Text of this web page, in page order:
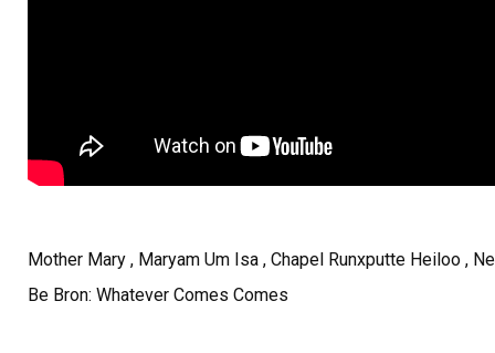
Mother Mary , Maryam Um Isa , Chapel Runxputte Heiloo ,
Be Bron: Whatever Comes Comes